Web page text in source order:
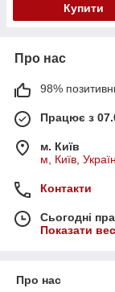
Купити
Про нас
98%
Працює з
м. Київ
м, Київ,
Контакти
Сьогодні
Показати
Про нас